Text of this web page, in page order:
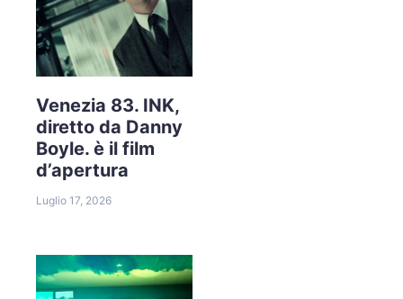
Venezia 83. INK,
diretto da Danny
Boyle. è il film
d’apertura
Luglio 17, 2026